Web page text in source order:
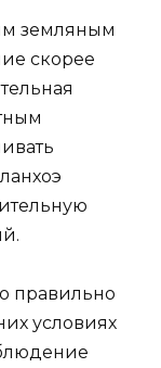
земляным
скорее
правильно
условиях